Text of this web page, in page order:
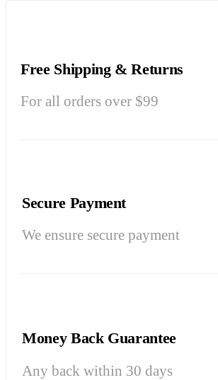
Free Shipping & Returns
For all orders over $99
Secure Payment
We ensure secure payment
Money Back Guarantee
Any back within 30 days